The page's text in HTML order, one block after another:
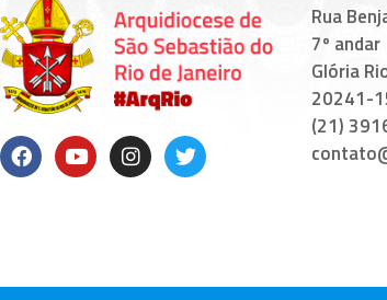
Rua
7º andar
Glória
20241-
(21)